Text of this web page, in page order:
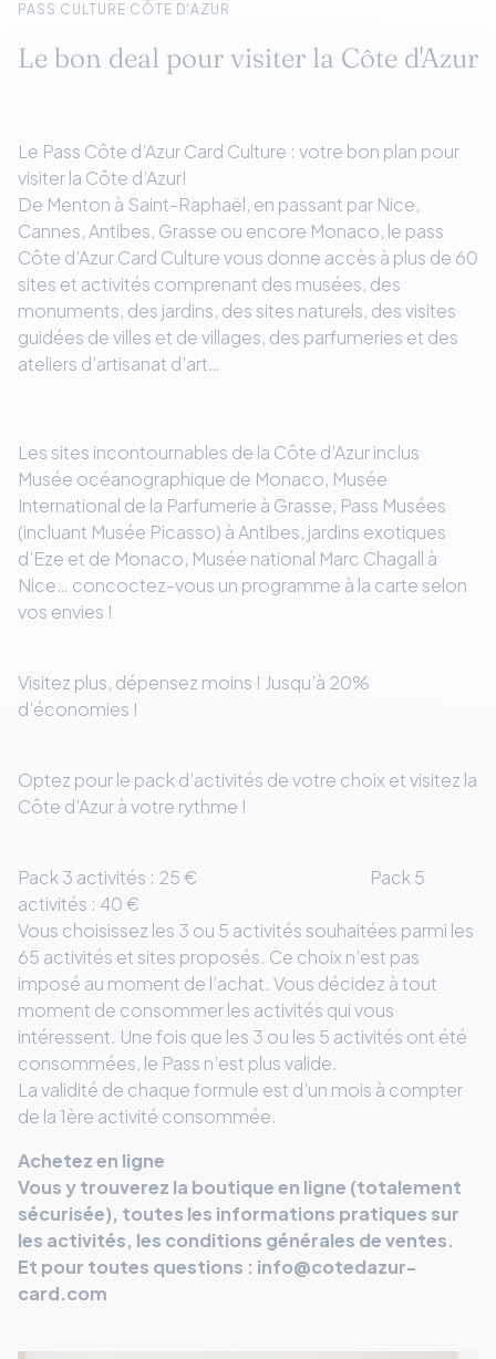
PASS CULTURE CÔTE D'AZUR
Le bon deal pour visiter la Côte d'Azur
Le Pass Côte d’Azur Card Culture : votre bon plan pour
visiter la Côte d’Azur!
De Menton à Saint-Raphaël, en passant par Nice,
Cannes, Antibes, Grasse ou encore Monaco, le pass
Côte d’Azur Card Culture vous donne accès à plus de 60
sites et activités comprenant des musées, des
monuments, des jardins, des sites naturels, des visites
guidées de villes et de villages, des parfumeries et des
ateliers d’artisanat d’art…
Les sites incontournables de la Côte d’Azur inclus
Musée océanographique de Monaco, Musée
International de la Parfumerie à Grasse, Pass Musées
(incluant Musée Picasso) à Antibes, jardins exotiques
d’Eze et de Monaco, Musée national Marc Chagall à
Nice… concoctez-vous un programme à la carte selon
vos envies !
Visitez plus, dépensez moins ! Jusqu’à 20%
d’économies !
Optez pour le pack d’activités de votre choix et visitez la
Côte d’Azur à votre rythme !
Pack 3 activités : 25 € Pack 5
activités : 40 €
Vous choisissez les 3 ou 5 activités souhaitées parmi les
65 activités et sites proposés. Ce choix n’est pas
imposé au moment de l’achat. Vous décidez à tout
moment de consommer les activités qui vous
intéressent. Une fois que les 3 ou les 5 activités ont été
consommées, le Pass n’est plus valide.
La validité de chaque formule est d’un mois à compter
de la 1ère activité consommée.
Achetez en ligne
Vous y trouverez la boutique en ligne (totalement
sécurisée), toutes les informations pratiques sur
les activités, les conditions générales de ventes.
Et pour toutes questions : info@cotedazur-
card.com